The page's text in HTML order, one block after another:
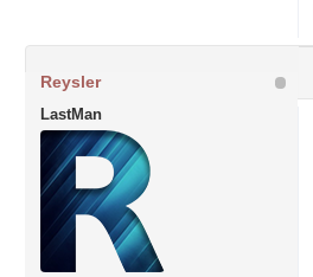
Reysler
LastMan